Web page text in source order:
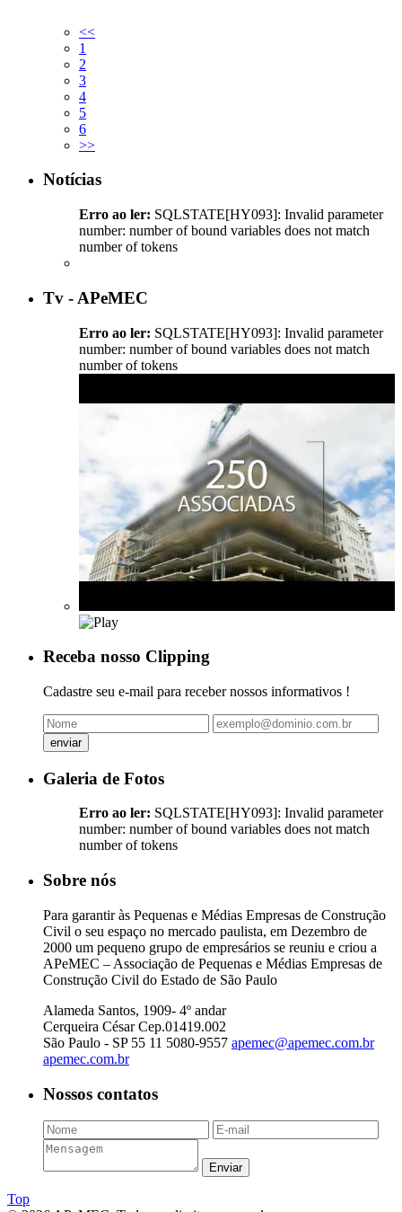
<<
1
2
3
4
5
6
>>
Notícias
Erro ao ler: SQLSTATE[HY093]: Invalid parameter
number: number of bound variables does not match
number of tokens
Tv - APeMEC
Erro ao ler: SQLSTATE[HY093]: Invalid parameter
number: number of bound variables does not match
number of tokens
Receba nosso Clipping
Cadastre seu e-mail para receber nossos informativos !
Galeria de Fotos
Erro ao ler: SQLSTATE[HY093]: Invalid parameter
number: number of bound variables does not match
number of tokens
Sobre nós
Para garantir às Pequenas e Médias Empresas de Construção
Civil o seu espaço no mercado paulista, em Dezembro de
2000 um pequeno grupo de empresários se reuniu e criou a
APeMEC – Associação de Pequenas e Médias Empresas de
Construção Civil do Estado de São Paulo
Alameda Santos, 1909- 4º andar
Cerqueira César Cep.01419.002
São Paulo - SP 55 11 5080-9557 apemec@apemec.com.br
apemec.com.br
Nossos contatos
Top